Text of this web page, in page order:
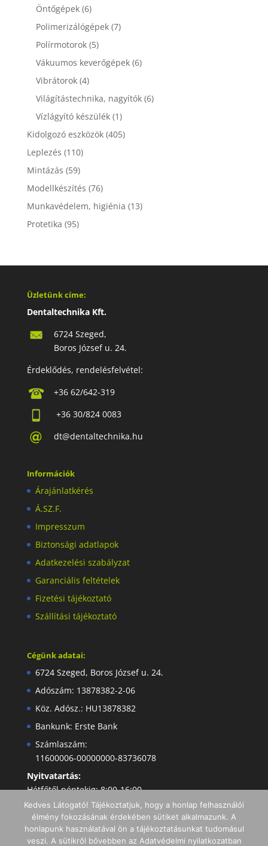
Öntőgépek (6)
Polimerizálógépek (7)
Polírmotorok (5)
Vákuumos keverőgépek (6)
Vibrátorok (4)
Világítástechnika, nagyítók (6)
Vízlágyító készülék (1)
Kidolgozó eszközök (405)
Leplezés (110)
Mintázás (59)
Modellkészítés (76)
Munkavédelem, higiénia (13)
Protetika (95)
Üzletünk címe:
Dentaltechnika Kft.
6724 Szeged,
Boros József u. 24.
Érdeklődés, rendelésfelvétel:
+36 62/642-319
+36 30/824 0083
dt@dentaltechnika.hu
Információk
Árajánlatkérés
Á.SZ.F.
Impresszum
Biztonsági adatlapok
Adatkezelési szabályzat
Garanciális feltételek
Fizetési tájékoztató
Szállítási tájékoztató
Cégünk adatai:
6724 Szeged, Boros József u. 24.
Adószám: 13878382-2-06
Köz. Adósz.: HU13878382
Bankunk: Erste Bank
Számlaszám:
11600006-00000000-83736078
Nyitvatartás:
Hétfőtől péntekig: 8:00-16:00
Kedves Látogató! Tájékoztatjuk, hogy a honlap felhasználói
élmény fokozásának érdekében sütiket alkalmazunk. A
honlapunk használatával ön a tájékoztatásunkat tudomásul
veszi. A sütikről bővebben az Adatvédelmi nyilatkozatban